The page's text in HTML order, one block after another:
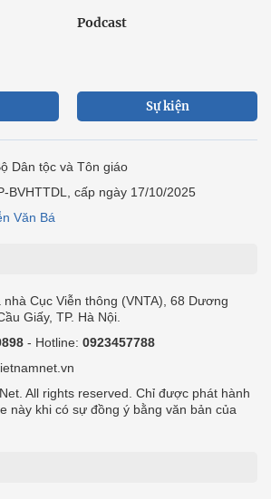
Podcast
Sự kiện
Dân tộc và Tôn giáo
BVHTTDL, cấp ngày 17/10/2025
Văn Bá
Cục Viễn thông (VNTA), 68 Dương
Giấy, TP. Hà Nội.
- Hotline: 0923457788
All rights reserved. Chỉ được phát hành
này khi có sự đồng ý bằng văn bản của